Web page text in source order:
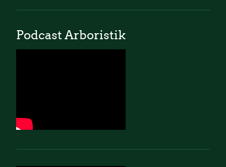
Podcast Arboristik